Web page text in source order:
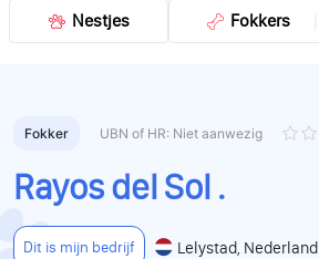
Nestjes Fokkers
Fokker UBN of HR: Niet aanwezig
Rayos del Sol .
Dit is mijn bedrijf Lelystad, Nederland